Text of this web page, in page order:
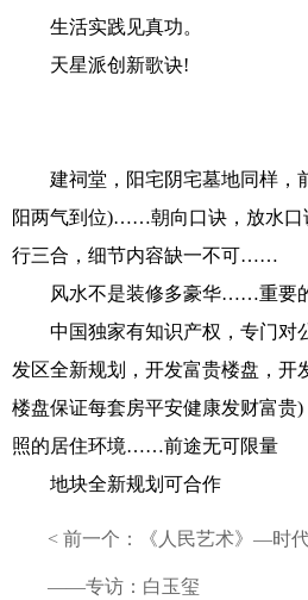
生活实践见真功。
天星派创新歌诀!
建祠堂，阳宅阴宅墓地同样，
阳两气到位)……朝向口诀，放水口
行三合，细节内容缺一不可……
风水不是装修多豪华……重要
中国独家有知识产权，专门对
发区全新规划，开发富贵楼盘，开
楼盘保证每套房平安健康发财富贵
照的居住环境……前途无可限量
地块全新规划可合作
< 前一个： 《人民艺术》—时
——专访：白玉玺